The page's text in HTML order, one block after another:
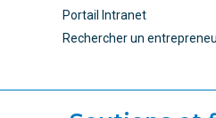
Portail Intranet
Rechercher un